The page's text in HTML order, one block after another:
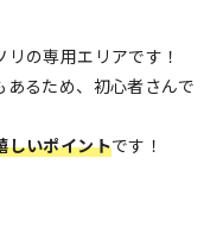
の専用エリアです！
るため、初心者さんで
しいポイントです！